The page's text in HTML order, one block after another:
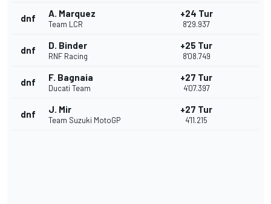
dnf A. Marquez
Team LCR
+24 Tur
8'29.937
dnf D. Binder
RNF Racing
+25 Tur
8'08.749
dnf F. Bagnaia
Ducati Team
+27 Tur
4'07.397
dnf J. Mir
Team Suzuki MotoGP
+27 Tur
4'11.215